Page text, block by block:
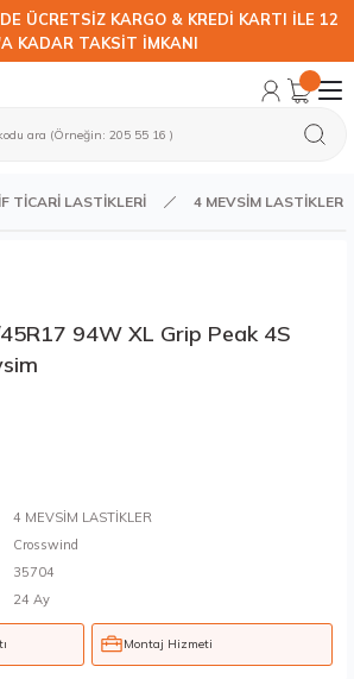
ÜCRETSİZ KARGO & KREDİ KARTI İLE 12
KADAR TAKSİT İMKANI
TİCARİ LASTİKLERİ 4 MEVSİM LASTİKLER
94W XL Grip Peak 4S
4 MEVSİM LASTİKLER
Crosswind
35704
24 Ay
Montaj Hizmeti